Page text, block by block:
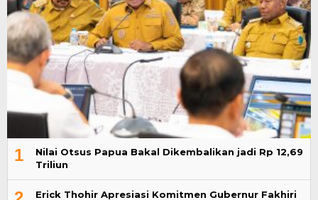
1
Nilai Otsus Papua Bakal Dikembalikan jadi Rp 12,69
Triliun
Erick Thohir Apresiasi Komitmen Gubernur Fakhiri